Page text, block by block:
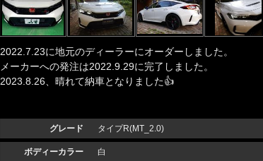
2022.7.23に地元のディーラーにオーダーしました。
メーカーへの発注は2022.9.29に完了しました。
2023.8.26、晴れて納車となりました👍
グレード タイプR(MT_2.0)
ボディーカラー 白